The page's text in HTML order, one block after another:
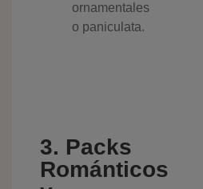
ornamentales
o paniculata.
3. Packs
Románticos